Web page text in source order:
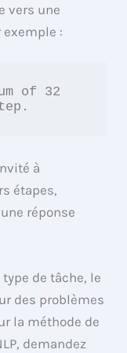
vers une
exemple :
of 32
à
étapes,
réponse
de tâche, le
des problèmes
la méthode de
demandez